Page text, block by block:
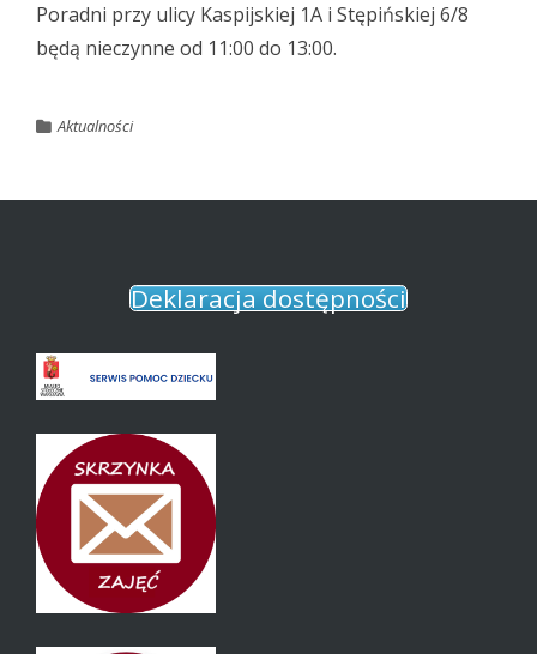
Poradni przy ulicy Kaspijskiej 1A i Stępińskiej 6/8
będą nieczynne od 11:00 do 13:00.
Aktualności
Deklaracja dostępności